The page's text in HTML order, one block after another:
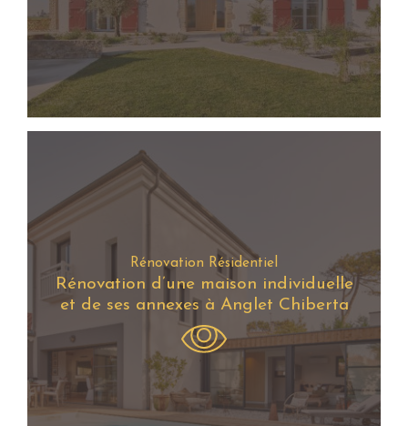
Rénovation Résidentiel
Rénovation d’une maison individuelle
et de ses annexes à Anglet Chiberta